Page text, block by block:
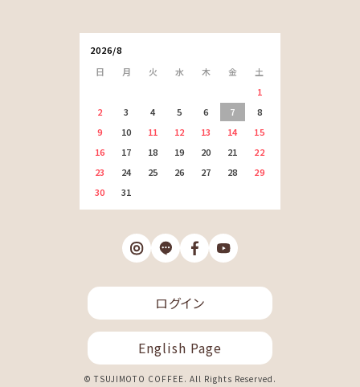
2026/8
日
月 火 水 木 金
土
1
2
3 4 5 6 7
8
9
10 11 12 13 14
15
16
17 18 19 20 21
22
23
24 25 26 27 28
29
30
31
ログイン
English Page
© TSUJIMOTO COFFEE. All Rights Reserved.